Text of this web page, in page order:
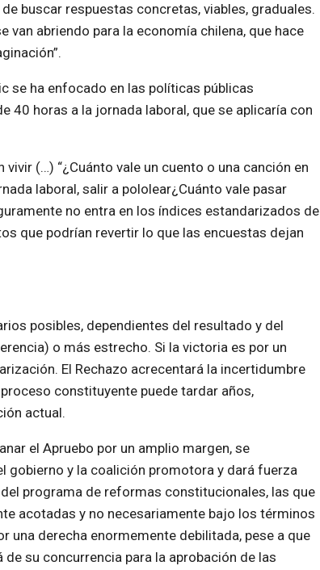
buscar respuestas concretas, viables, graduales.
van abriendo para la economía chilena, que hace
se ha enfocado en las políticas públicas
40 horas a la jornada laboral, que se aplicaría con
(…) “¿Cuánto vale un cuento o una canción en
laboral, salir a pololear¿Cuánto vale pasar
no entra en los índices estandarizados de
que podrían revertir lo que las encuestas dejan
posibles, dependientes del resultado y del
o más estrecho. Si la victoria es por un
El Rechazo acrecentará la incertidumbre
constituyente puede tardar años,
actual.
el Apruebo por un amplio margen, se
gobierno y la coalición promotora y dará fuerza
programa de reformas constitucionales, las que
acotadas y no necesariamente bajo los términos
una derecha enormemente debilitada, pese a que
de su concurrencia para la aprobación de las